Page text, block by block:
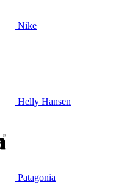
Nike
Helly Hansen
Patagonia